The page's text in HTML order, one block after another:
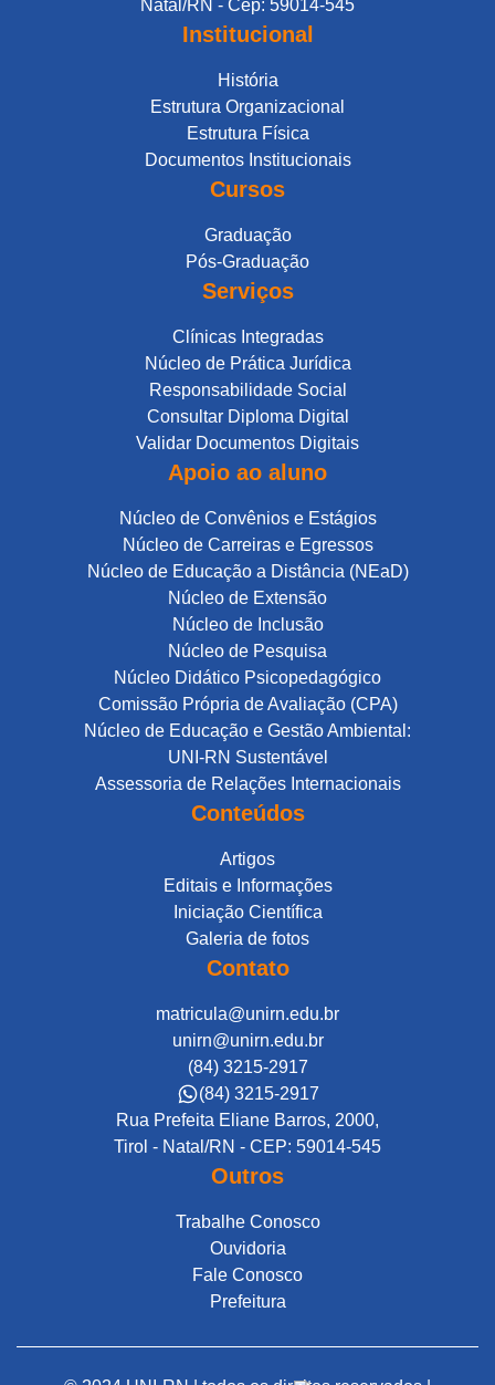
Natal/RN - Cep: 59014-545
Institucional
História
Estrutura Organizacional
Estrutura Física
Documentos Institucionais
Cursos
Graduação
Pós-Graduação
Serviços
Clínicas Integradas
Núcleo de Prática Jurídica
Responsabilidade Social
Consultar Diploma Digital
Validar Documentos Digitais
Apoio ao aluno
Núcleo de Convênios e Estágios
Núcleo de Carreiras e Egressos
Núcleo de Educação a Distância (NEaD)
Núcleo de Extensão
Núcleo de Inclusão
Núcleo de Pesquisa
Núcleo Didático Psicopedagógico
Comissão Própria de Avaliação (CPA)
Núcleo de Educação e Gestão Ambiental:
UNI-RN Sustentável
Assessoria de Relações Internacionais
Conteúdos
Artigos
Editais e Informações
Iniciação Científica
Galeria de fotos
Contato
matricula@unirn.edu.br
unirn@unirn.edu.br
(84) 3215-2917
(84) 3215-2917
Rua Prefeita Eliane Barros, 2000,
Tirol - Natal/RN - CEP: 59014-545
Outros
Trabalhe Conosco
Ouvidoria
Fale Conosco
Prefeitura